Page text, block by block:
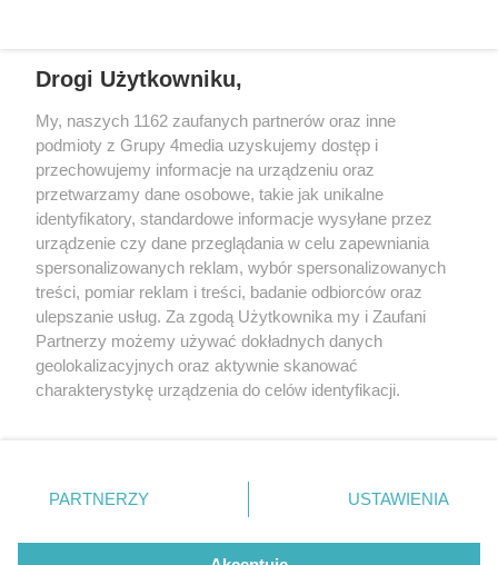
Wydawcąrzeszow-info.pljest:
FUNDACJA MEDIÓW NIEZALEŻNYCH LIBERTAS
ul. Kopernika 10, 35-002 Rzeszów
e-mail:redakcja@rzeszow-info.pl
Zasady dodawania i publikacji komentarzy
Drogi Użytkowniku,
My, naszych 1162 zaufanych partnerów oraz inne
podmioty z Grupy 4media uzyskujemy dostęp i
przechowujemy informacje na urządzeniu oraz
przetwarzamy dane osobowe, takie jak unikalne
identyfikatory, standardowe informacje wysyłane przez
urządzenie czy dane przeglądania w celu zapewniania
spersonalizowanych reklam, wybór spersonalizowanych
treści, pomiar reklam i treści, badanie odbiorców oraz
ulepszanie usług. Za zgodą Użytkownika my i Zaufani
Partnerzy możemy używać dokładnych danych
geolokalizacyjnych oraz aktywnie skanować
charakterystykę urządzenia do celów identyfikacji.
zmienić/wycofać klikając przycisk ustawień prywatności
użytkownika, ale masz prawo sprzeciwić się takiemu
PARTNERZY USTAWIENIA